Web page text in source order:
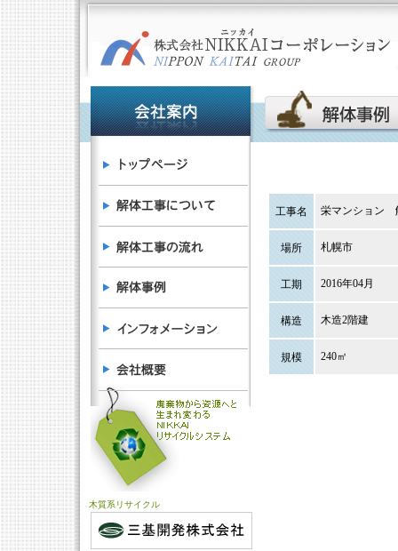
工事名 栄マンション
場所 札幌市
工期 2016年04月
構造 木造2階建
規模 240㎡
木質系リサイクル